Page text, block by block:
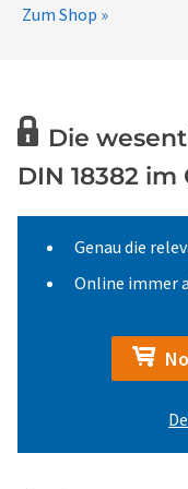
Zum Shop »
Die
DIN 18382
Genau die
Online immer